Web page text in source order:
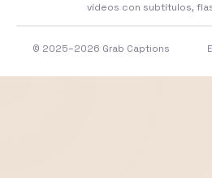
vídeos con subtítulos,
© 2025–2026 Grab Captions